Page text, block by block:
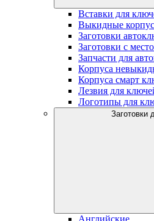
Вставки для
Выкидные
Заготовки
Заготовки с
Запчасти для
Корпуса
Корпуса смарт
Лезвия для
Логотипы для
Заготовки
Английские